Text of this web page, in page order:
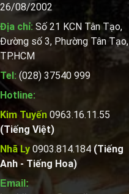
26/08/2002
Địa chỉ: Số 21 KCN Tân Tạo,
Đường số 3, Phường Tân Tạo,
TP.HCM
Tel: (028) 37540 999
Hotline:
Kim Tuyến 0963.16.11.55
(Tiếng Việt)
Nhã Ly 0903.814.184 (Tiếng
Anh - Tiếng Hoa)
Email: